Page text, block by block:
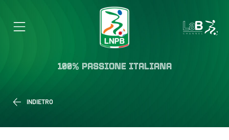
100% PASSIONE ITALIANA
INDIETRO